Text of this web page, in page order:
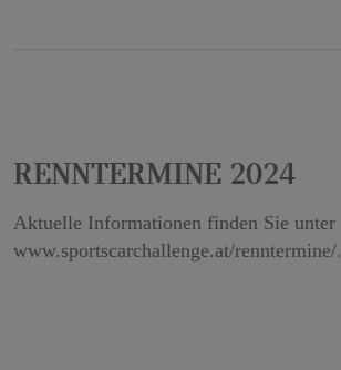
Renntermine 2024
Aktuelle Informationen finden Sie unter
www.sportscarchallenge.at/renntermine/.